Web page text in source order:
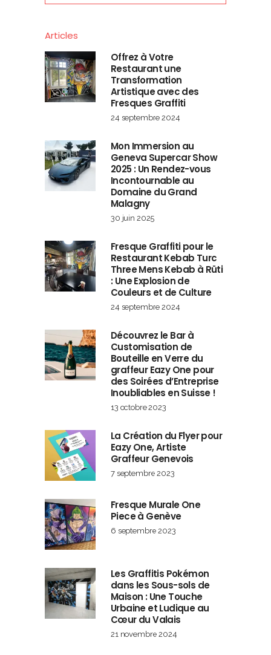
Articles
Offrez à Votre
Restaurant une
Transformation
Artistique avec des
Fresques Graffiti
24 septembre 2024
Mon Immersion au
Geneva Supercar Show
2025 : Un Rendez-vous
Incontournable au
Domaine du Grand
Malagny
30 juin 2025
Fresque Graffiti pour le
Restaurant Kebab Turc
Three Mens Kebab à Rüti
: Une Explosion de
Couleurs et de Culture
24 septembre 2024
Découvrez le Bar à
Customisation de
Bouteille en Verre du
graffeur Eazy One pour
des Soirées d’Entreprise
Inoubliables en Suisse !
13 octobre 2023
La Création du Flyer pour
Eazy One, Artiste
Graffeur Genevois
7 septembre 2023
Fresque Murale One
Piece à Genève
6 septembre 2023
Les Graffitis Pokémon
dans les Sous-sols de
Maison : Une Touche
Urbaine et Ludique au
Cœur du Valais
21 novembre 2024